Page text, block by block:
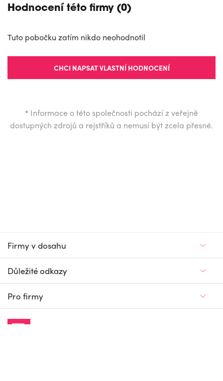
Hodnocení této firmy (0)
Tuto pobočku zatím nikdo neohodnotil
CHCI NAPSAT VLASTNÍ HODNOCENÍ
* Informace o této společnosti pochází z veřejně
dostupných zdrojů a rejstříků a nemusí být zcela přesné.
Firmy v dosahu
Důležité odkazy
Pro firmy